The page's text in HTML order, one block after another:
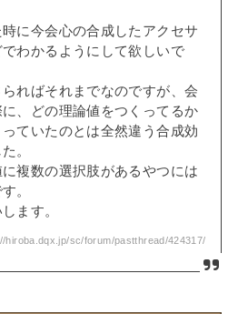
に今会心の合成したアクセサ
わかるようにして欲しいで
ればそれまでなのですが、会
、どの理論値をつくってるか
ていたのとは全然違う合成効
。
複数の選択肢があるやつには
。
ます。
hiroba.dqx.jp/sc/forum/pastthread/424317/